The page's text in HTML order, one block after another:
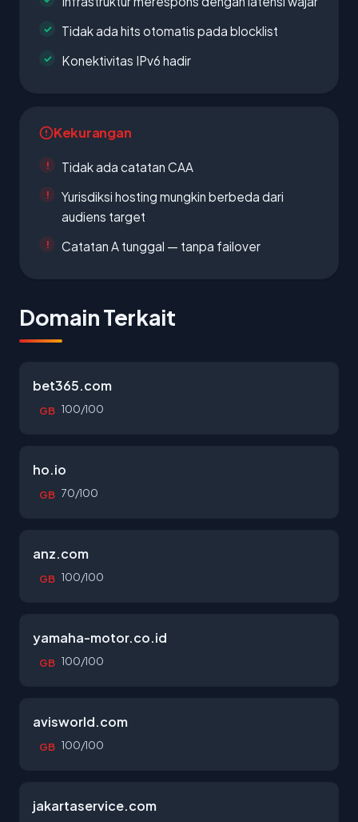
Tidak ada hits otomatis pada blocklist
Konektivitas IPv6 hadir
Kekurangan
Tidak ada catatan CAA
Yurisdiksi hosting mungkin berbeda dari
audiens target
Catatan A tunggal — tanpa failover
Domain Terkait
bet365.com
GB 100/100
ho.io
GB 70/100
anz.com
GB 100/100
yamaha-motor.co.id
GB 100/100
avisworld.com
GB 100/100
jakartaservice.com